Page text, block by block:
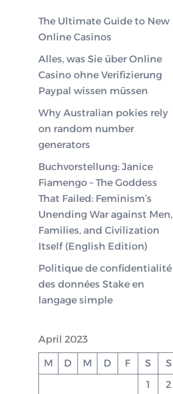
The Ultimate Guide to New
Online Casinos
Alles, was Sie über Online
Casino ohne Verifizierung
Paypal wissen müssen
Why Australian pokies rely
on random number
generators
Buchvorstellung: Janice
Fiamengo – The Goddess
That Failed: Feminism’s
Unending War against Men,
Families, and Civilization
Itself (English Edition)
Politique de confidentialité
des données Stake en
langage simple
April 2023
M D M D F S
S
1
2